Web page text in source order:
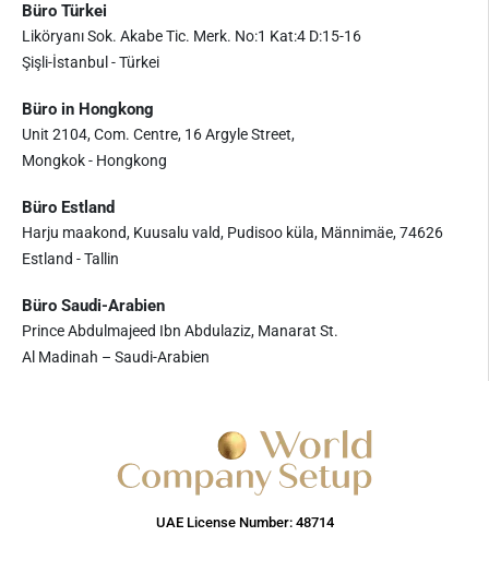
Büro Türkei
Liköryanı Sok. Akabe Tic. Merk. No:1 Kat:4 D:15-16
Şişli-İstanbul - Türkei
Büro in Hongkong
Unit 2104, Com. Centre, 16 Argyle Street,
Mongkok - Hongkong
Büro Estland
Harju maakond, Kuusalu vald, Pudisoo küla, Männimäe, 74626
Estland - Tallin
Büro Saudi-Arabien
Prince Abdulmajeed Ibn Abdulaziz, Manarat St.
Al Madinah – Saudi-Arabien
UAE License Number: 48714